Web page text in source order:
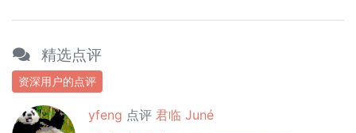
精选点评
资深用户的点评
yfeng 点评 君临 Juné